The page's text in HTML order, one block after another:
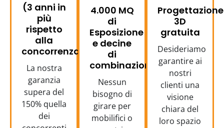
(3 anni in
più
rispetto
alla
concorrenza)
La nostra
garanzia
supera del
150% quella
dei
4.000 MQ
di
Esposizione
e decine
di
combinazioni
Nessun
bisogno di
girare per
mobilifici o
Progettazione
3D
gratuita
Desideriamo
garantire ai
nostri
clienti una
visione
chiara del
loro spazio